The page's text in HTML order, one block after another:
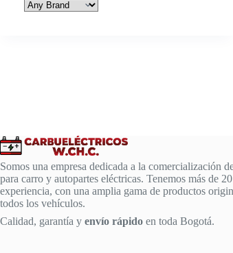
Somos una empresa dedicada a la comercialización
para carro y autopartes eléctricas. Tenemos más de
experiencia, con una amplia gama de productos
todos los vehículos.
Calidad, garantía y envío rápido en toda Bogotá.